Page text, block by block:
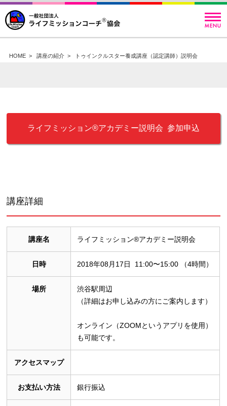
HOME> 講座の紹介> トゥインクルスター養成講座（認定講師）説明会
ライフミッション®︎アカデミー説明会 参加申込
講座詳細
講座名 ライフミッション®︎アカデミー説明会
日時 2018年08月17日 11:00〜15:00 （4時間）
場所
渋谷駅周辺
（詳細はお申し込みの方にご案内します）
オンライン（ZOOMというアプリを使用）
も可能です。
アクセスマップ
お支払い方法 銀行振込